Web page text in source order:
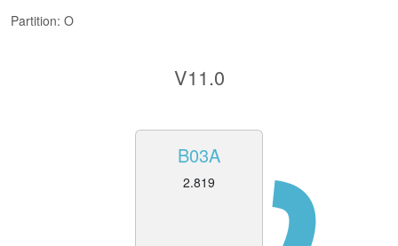
Partition: O
V11.0
B03A
2.819